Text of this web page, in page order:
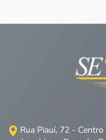
Rua Piauí, 72 -